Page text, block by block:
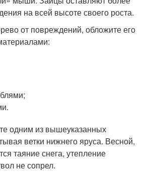
на всей высоте своего роста.
от повреждений, обложите его
одним из вышеуказанных
ветки нижнего яруса. Весной,
таяние снега, утепление
не сопрел.